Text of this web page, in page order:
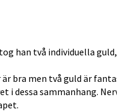
han två individuella
bra men två guld är
i dessa sammanhang.